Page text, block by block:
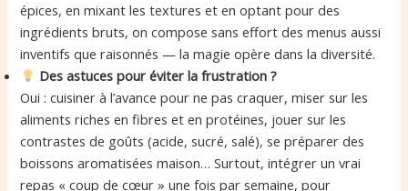
épices, en mixant les textures et en optant pour des
ingrédients bruts, on compose sans effort des menus aussi
inventifs que raisonnés — la magie opère dans la diversité.
Des astuces pour éviter la frustration ?
Oui : cuisiner à l’avance pour ne pas craquer, miser sur les
aliments riches en fibres et en protéines, jouer sur les
contrastes de goûts (acide, sucré, salé), se préparer des
boissons aromatisées maison… Surtout, intégrer un vrai
repas « coup de cœur » une fois par semaine, pour